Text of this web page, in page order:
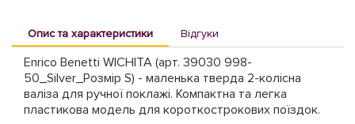
Опис та характеристики Відгуки
Enrico Benetti WICHITA (арт. 39030 998-
50_Silver_Розмір S) - маленька тверда 2-колісна
валіза для ручної поклажі. Компактна та легка
пластикова модель для короткострокових поїздок.